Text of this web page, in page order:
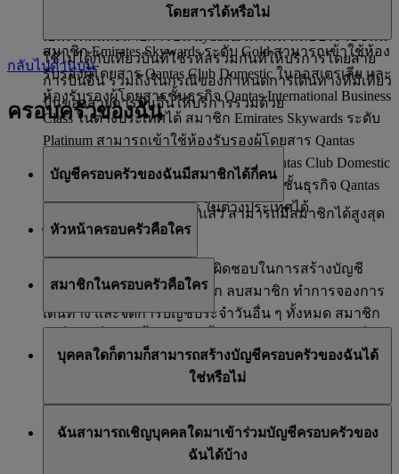
Skywards ใช้ได้สำหรับเที่ยวบินที่ให้บริการโดยสายการบิน
เอมิเรตส์และสายการบิน flydubai เท่านั้น สิทธิประโยชน์นี้
ใช้ไม่ได้กับเที่ยวบินที่ใช้รหัสร่วมกันที่ให้บริการโดยสาย
การบินอื่น รวมถึงในกรณีของกำหนดการเดินทางที่มีเที่ยว
บินของสายการบินอื่นให้บริการร่วมด้วย
โดยสารได้หรือไม่
สมาชิก Emirates Skywards ระดับ Gold สามารถเข้าใช้ห้อง
รับรองผู้โดยสาร Qantas Club Domestic ในออสเตรเลีย และ
ห้องรับรองผู้โดยสารชั้นธุรกิจ Qantas International Business
Class ในต่างประเทศได้ สมาชิก Emirates Skywards ระดับ
Platinum สามารถเข้าใช้ห้องรับรองผู้โดยสาร Qantas
Domestic Business (ถ้ามี) ห้องรับรอง Qantas Club Domestic
ในออสเตรเลีย และห้องรับรองผู้โดยสารชั้นธุรกิจ Qantas
International Business Class ในต่างประเทศได้
กลับไปด้านบน
ครอบครัวของฉัน
บัญชีครอบครัวของฉันมีสมาชิกได้กี่คน
เมื่อรวมหัวหน้าครอบครัวแล้ว สามารถมีสมาชิกได้สูงสุด
ไม่เกินแปดคน
หัวหน้าครอบครัวคือใคร
หัวหน้าครอบครัวมีหน้าที่รับผิดชอบในการสร้างบัญชี
ครอบครัวของฉัน เพิ่มสมาชิก ลบสมาชิก ทำการจองการ
เดินทาง และจัดการบัญชีประจำวันอื่น ๆ ทั้งหมด สมาชิก
หัวหน้าครอบครัวได้ เมื่อเพิ่มสมาชิก Skysurfer เข้าบัญชี
ครอบครัวของฉัน หัวหน้าครอบครัวต้องเป็นบิดามารดา
หรือผู้ปกครองที่ได้จดทะเบียนของ Skysurfer คนดังกล่าว
สมาชิกในครอบครัวคือใคร
ฉัน และสามารถเลือกได้ว่าจะแบ่งไมล์สะสม Skywards 0%
หรือ 100% ที่ได้รับจากเที่ยวบินของสายการบินเอมิเรตส์
เที่ยวบินของสายการบิน flydubai สายการบินพันธมิตร
รวมถึงการใช้จ่ายกับพันธมิตรธนาคาร โรงแรม บริการรถ
เช่า ค้าปลีก และไลฟ์สไตล์ของสายการบินเอมิเรตส์
บุคคลใดก็ตามก็สามารถสร้างบัญชีครอบครัวของฉันได้
ใช่หรือไม่
สามารถสร้างบัญชีครอบครัวของฉันและทำหน้าที่เป็น
หัวหน้าครอบครัวได้ เมื่อเพิ่มสมาชิก Skysurfers เข้าบัญชี
ฉันสามารถเชิญบุคคลใดมาเข้าร่วมบัญชีครอบครัวของ
ฉันได้บ้าง